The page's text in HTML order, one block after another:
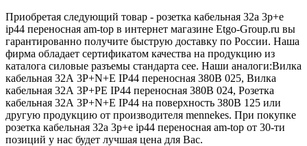
Приобретая следующий товар - розетка кабельная 32а 3р+e
ip44 переносная am-top в интернет магазине Etgo-Group.ru вы
гарантированно получите быструю доставку по России. Наша
фирма обладает сертификатом качества на продукцию из
каталога силовые разъемы стандарта cee. Наши аналоги:Вилка
кабельная 32А 3Р+N+Е IР44 переносная 380В 025, Вилка
кабельная 32А 3Р+PE IР44 переносная 380В 024, Розетка
кабельная 32А 3Р+N+Е IР44 на поверхность 380В 125 или
другую продукцию от производителя mennekes. При покупке
розетка кабельная 32а 3р+e ip44 переносная am-top от 30-ти
позиций у нас будет лучшая цена для Вас.